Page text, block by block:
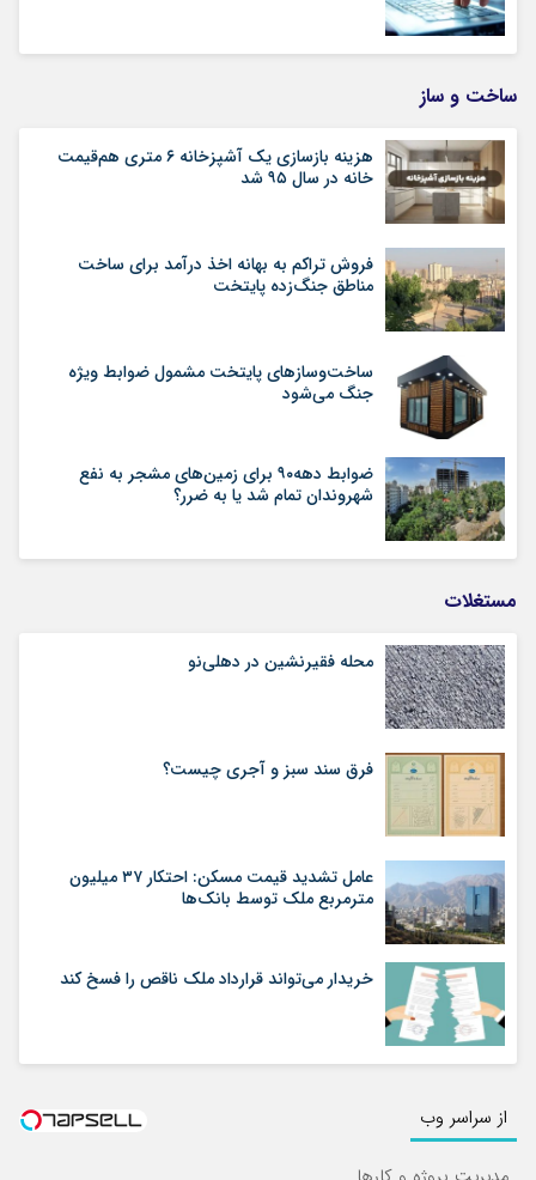
ساخت و ساز
هزینه بازسازی یک آشپزخانه ۶ متری هم‌قیمت
خانه در سال ۹۵ شد
فروش تراکم به بهانه اخذ درآمد برای ساخت
مناطق جنگ‌زده پایتخت
ساخت‌وسازهای پایتخت مشمول ضوابط ویژه
جنگ می‌شود
ضوابط دهه۹۰ برای زمین‌های مشجر به نفع
شهروندان تمام شد یا به ضرر؟
مستغلات
محله فقیرنشین در دهلی‏‌نو
فرق سند سبز و آجری چیست؟
عامل تشدید قیمت مسکن: احتکار ۳۷ میلیون
مترمربع ملک توسط بانک‌ها
خریدار می‌تواند قرارداد ملک ناقص را فسخ کند
از سراسر وب